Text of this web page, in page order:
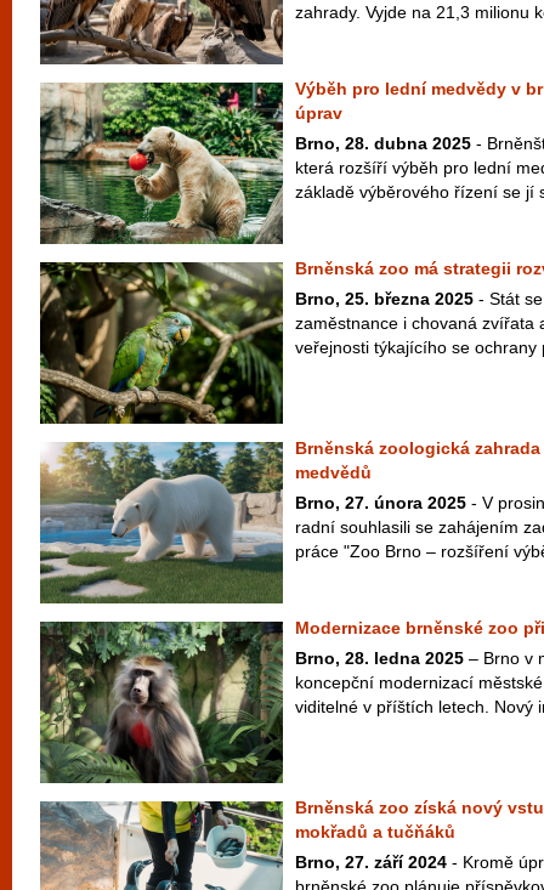
zahrady. Vyjde na 21,3 milionu
Výběh pro lední medvědy v
úprav
Brno, 28. dubna 2025 -
která rozšíří výběh pro lední
základě výběrového řízení se jí
Brněnská zoo má strategii
Brno, 25. března 2025 - Stát
zaměstnance i chovaná zvířata
veřejnosti týkajícího se ochrany
Brněnská zoologická
medvědů
Brno, 27. února 2025 - V
radní souhlasili se zahájením
práce "Zoo Brno – rozšíření
Modernizace brněnské zoo
Brno, 28. ledna 2025 – Brno v
koncepční modernizací
viditelné v příštích letech. Nový
Brněnská zoo získá nový
mokřadů a tučňáků
Brno, 27. září 2024 - Kromě